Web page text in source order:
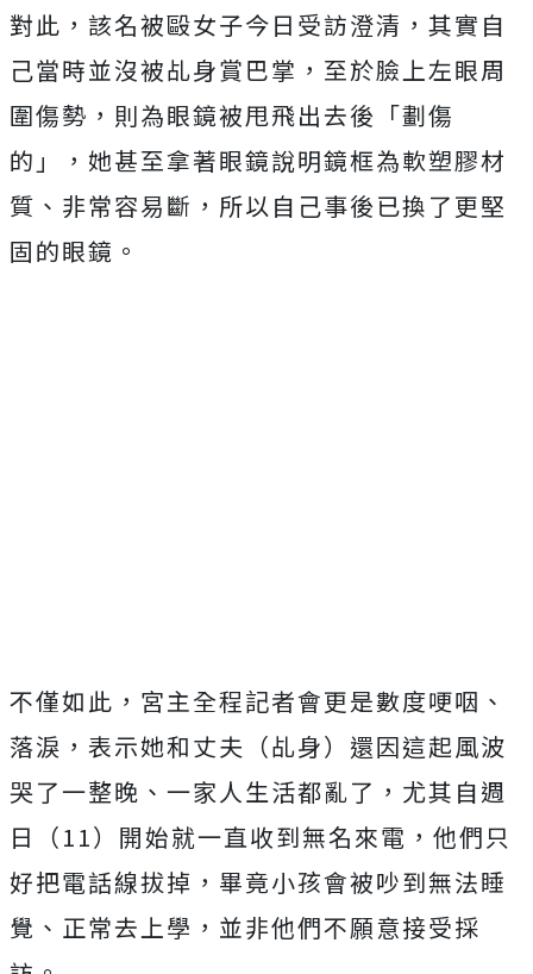
對此，該名被毆女子今日受訪澄清，其實自
己當時並沒被乩身賞巴掌，至於臉上左眼周
圍傷勢，則為眼鏡被甩飛出去後「劃傷
的」，她甚至拿著眼鏡說明鏡框為軟塑膠材
質、非常容易斷，所以自己事後已換了更堅
固的眼鏡。
不僅如此，宮主全程記者會更是數度哽咽、
落淚，表示她和丈夫（乩身）還因這起風波
哭了一整晚、一家人生活都亂了，尤其自週
日（11）開始就一直收到無名來電，他們只
好把電話線拔掉，畢竟小孩會被吵到無法睡
覺、正常去上學，並非他們不願意接受採